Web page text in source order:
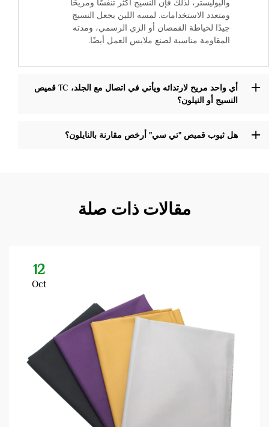
والبوليستر، لذلك فإن النسيج أكثر تنفسًا ومريحًا
ومتعدد الاستخدامات. لمسه اللين يجعل النسيج
جيدًا لخياطة القمصان أو الزي الرسمي، ومدته
المقاومة مناسبة لصنع ملابس العمل أيضًا.
أي واحد مريح لارتدائه ويأتي في اتصال مع الجلد، TC قميص
النسيج أو النيلون؟
هل ثيوب قميص "تي سي" أرخص مقارنة بالنايلون؟
مقالات ذات صلة
12
Oct